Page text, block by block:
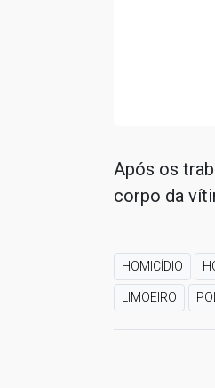
Após os
corpo da
HOMICÍDIO
LIMOEIRO